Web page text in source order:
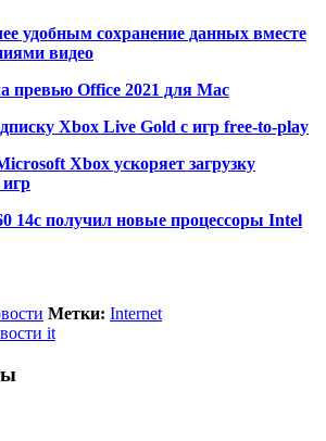
удобным сохранение данных вместе
видео
превью Office 2021 для Mac
Xbox Live Gold с игр free-to-play
Xbox ускоряет загрузку
14c получил новые процессоры Intel
Метки: Internet
it